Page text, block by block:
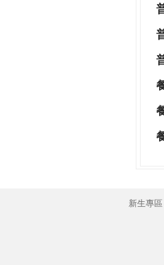
主
新生專區